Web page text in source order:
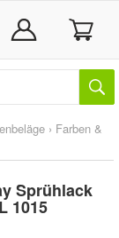
› Farben &
Sprühlack
1015